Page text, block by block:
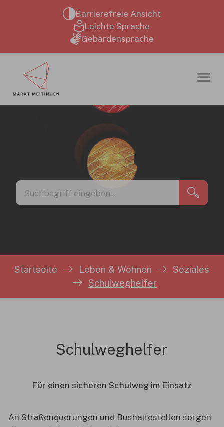
Zum Hauptinhalt springen
Barrierefreie Ansicht
Leichte Sprache
Gebärdensprache
Startseite Leben & Wohnen
Soziales
Schulweghelfer
Schulweghelfer
Für einen sicheren Schulweg im Einsatz
An Straßenquerungen und Bushaltestellen sorgen